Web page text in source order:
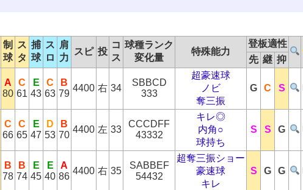
制
球
ス
タ
捕
球
ス
ロ
肩
力
スピ 投
コ
ス
球種ランク
変化量
特殊能力
登板適性
先 継 抑
A
80
C
61
E
43
C
63
B
79
4400 右 34
SBBCD
333
超豪速球
ノビ
奪三振
G C S
C
66
C
65
E
47
D
53
B
70
4400 左 33
CCCDFF
43332
キレ◎
内角○
球持ち
S S G
B
78
B
74
E
45
E
40
A
86
4400 右 35
SABBEF
54432
超奪三振ショー
豪速球
キレ
S G G